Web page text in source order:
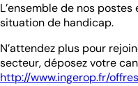
L’ensemble de nos
situation de handicap.
N’attendez plus pour
secteur, déposez votre
http://www.ingerop.fr/